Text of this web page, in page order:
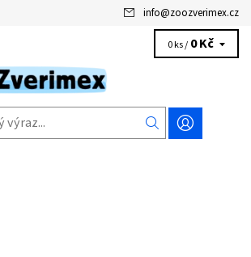
info@zoozverimex.cz
0 ks / 0 Kč